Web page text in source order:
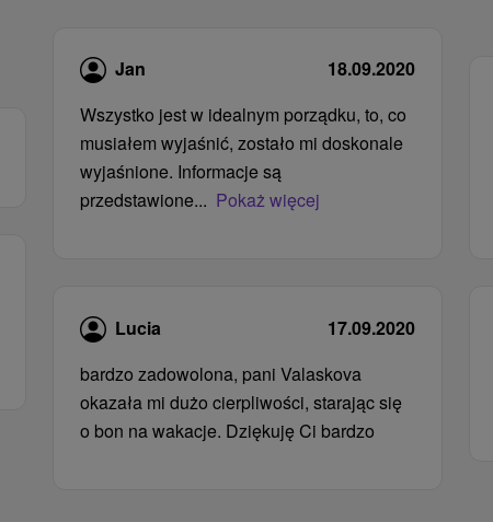
Jan
18.09.2020
Wszystko jest w idealnym porządku, to, co
musiałem wyjaśnić, zostało mi doskonale
wyjaśnione. Informacje są
przedstawione... Pokaż więcej
Lucia
17.09.2020
bardzo zadowolona, ​​pani Valaskova
okazała mi dużo cierpliwości, starając się
o bon na wakacje. Dziękuję Ci bardzo